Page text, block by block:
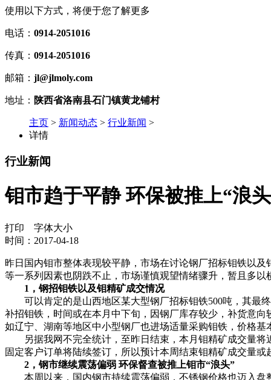
使用以下方式，将便于您了解更多
电话： 0914-2051016
传真： 0914-2051016
邮箱： jl@jlmoly.com
地址： 陕西省洛南县石门镇黄龙铺村
主页 > 新闻动态 > 行业新闻 >
详情
行业新闻
钼市趋于平静 环保被推上“浪
打印
字体大小
时间：2017-04-18
昨日国内钼市整体表现较平静，市场在讨论钢厂招标钼铁以
等一系列因素也阴跌不止，市场谨慎观望情绪骤升，暂且多以
1，钢招钼铁以及钼精矿成交情况
可以肯定的是山西地区某大型钢厂招标钼铁500吨，其最终
补招钼铁，时间或在本月中下旬，因钢厂库存较少，补货意
如辽宁、湖南等地区中小型钢厂也进场适量采购钼铁，价格基
另据我网不完全统计，至昨日结束，本月钼精矿成交量将
固定客户订单将陆续签订，所以预计本周结束钼精矿成交量
2，钢市继续震荡偏弱 环保督查被推上钼市“浪头”
本周以来，国内钢市持续震荡偏弱，不锈钢价格也迈入盘